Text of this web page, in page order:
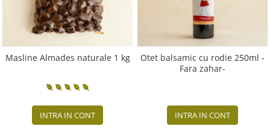
Masline Almades naturale 1 kg
INTRA IN CONT
Otet balsamic cu rodie 250ml -
Fara zahar-
INTRA IN CONT